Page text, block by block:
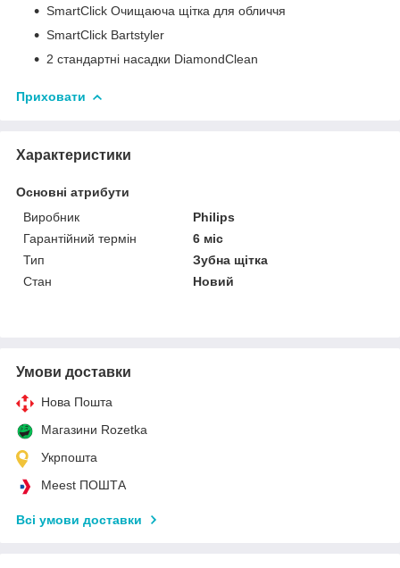
SmartClick Очищаюча щітка для обличчя
SmartClick Bartstyler
2 стандартні насадки DiamondClean
Приховати
Характеристики
Основні атрибути
Виробник
Philips
Гарантійний термін
6 міс
Тип
Зубна щітка
Стан
Новий
Умови доставки
Нова Пошта
Магазини Rozetka
Укрпошта
Meest ПОШТА
Всі умови доставки